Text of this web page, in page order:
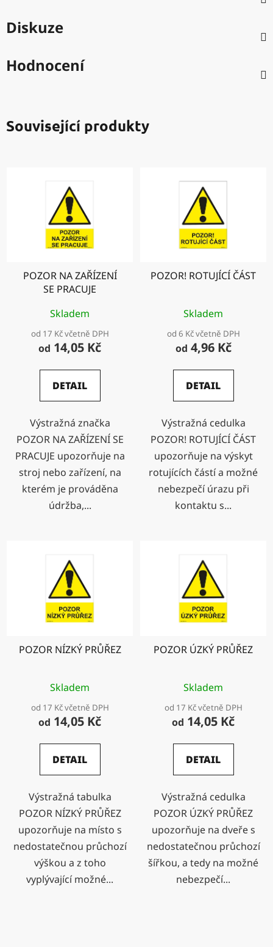
Diskuze
Hodnocení
Související produkty
POZOR NA ZAŘÍZENÍ
SE PRACUJE
Skladem
od 17 Kč včetně DPH
od 14,05 Kč
DETAIL
Výstražná značka
POZOR NA ZAŘÍZENÍ SE
PRACUJE upozorňuje na
stroj nebo zařízení, na
kterém je prováděna
údržba,...
POZOR! ROTUJÍCÍ ČÁST
Skladem
od 6 Kč včetně DPH
od 4,96 Kč
DETAIL
Výstražná cedulka
POZOR! ROTUJÍCÍ ČÁST
upozorňuje na výskyt
rotujících částí a možné
nebezpečí úrazu při
kontaktu s...
POZOR NÍZKÝ PRŮŘEZ
Skladem
od 17 Kč včetně DPH
od 14,05 Kč
DETAIL
Výstražná tabulka
POZOR NÍZKÝ PRŮŘEZ
upozorňuje na místo s
nedostatečnou průchozí
výškou a z toho
vyplývající možné...
POZOR ÚZKÝ PRŮŘEZ
Skladem
od 17 Kč včetně DPH
od 14,05 Kč
DETAIL
Výstražná cedulka
POZOR ÚZKÝ PRŮŘEZ
upozorňuje na dveře s
nedostatečnou průchozí
šířkou, a tedy na možné
nebezpečí...